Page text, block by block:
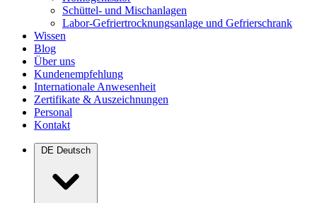
Schüttel- und Mischanlagen
Labor-Gefriertrocknungsanlage und Gefrierschrank
Wissen
Blog
Über uns
Kundenempfehlung
Internationale Anwesenheit
Zertifikate & Auszeichnungen
Personal
Kontakt
DE Deutsch